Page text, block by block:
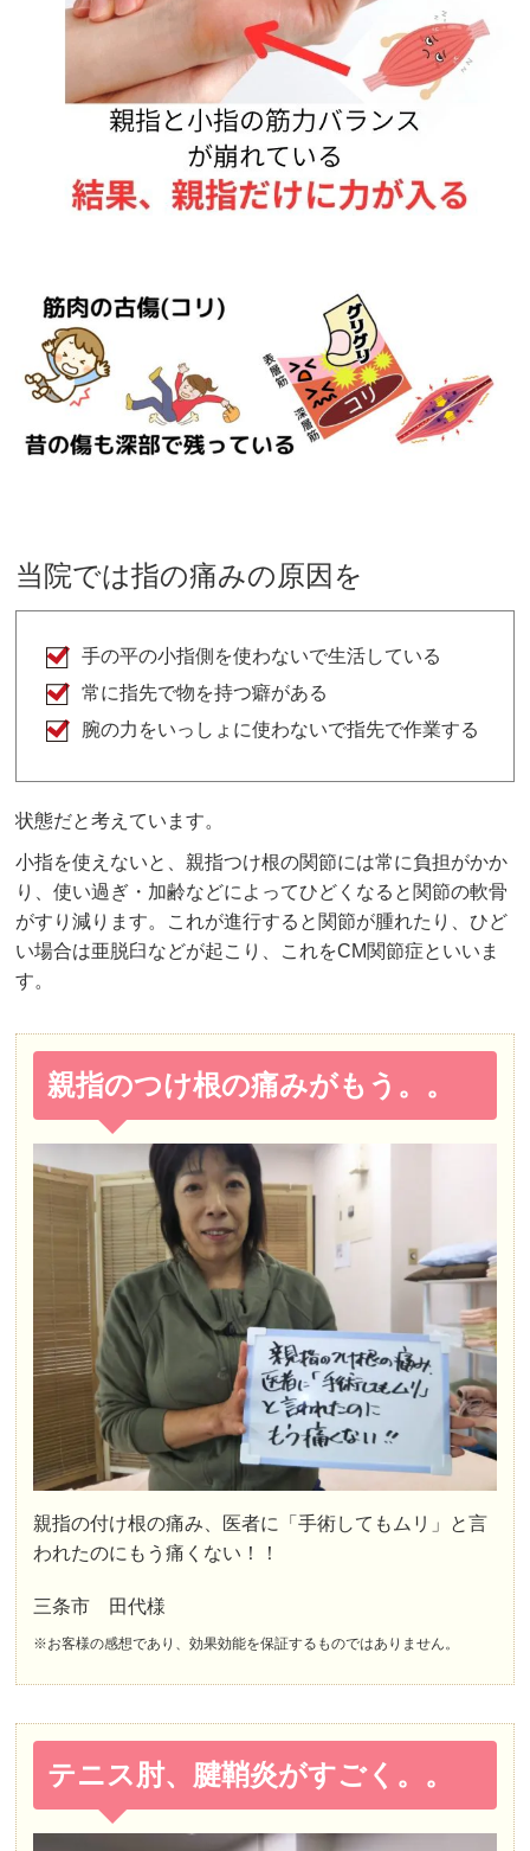
当院では指の痛みの原因を
手の平の小指側を使わないで生活している
常に指先で物を持つ癖がある
腕の力をいっしょに使わないで指先で作業する
状態だと考えています。
小指を使えないと、親指つけ根の関節には常に負担がかか
り、使い過ぎ・加齢などによってひどくなると関節の軟骨
がすり減ります。これが進行すると関節が腫れたり、ひど
い場合は亜脱臼などが起こり、これをCM関節症といいま
す。
親指のつけ根の痛みがもう。。
親指の付け根の痛み、医者に「手術してもムリ」と言
われたのにもう痛くない！！
三条市 田代様
※お客様の感想であり、効果効能を保証するものではありません。
テニス肘、腱鞘炎がすごく。。